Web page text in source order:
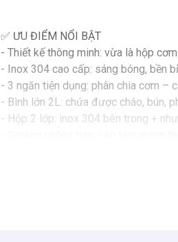
✅ ƯU ĐIỂM NỔI BẬT
- Thiết kế thông minh: vừa là hộp
- Inox 304 cao cấp: sáng bóng, bền
- 3 ngăn tiện dụng: phân chia cơm –
- Bình lớn 2L: chứa được cháo, bún,
- Hộp 2 lớp: inox 304 bên trong +